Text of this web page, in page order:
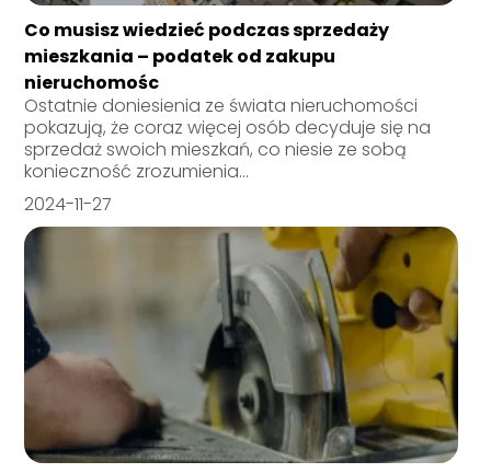
Co musisz wiedzieć podczas sprzedaży
mieszkania – podatek od zakupu
nieruchomośc
Ostatnie doniesienia ze świata nieruchomości
pokazują, że coraz więcej osób decyduje się na
sprzedaż swoich mieszkań, co niesie ze sobą
konieczność zrozumienia...
2024-11-27